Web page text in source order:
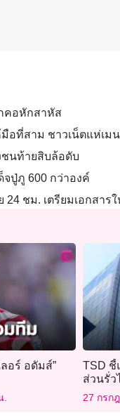
คอหักสาหัส
มือที่สาม ชาวเน็ตแห่เม
ชนท้ายสิบล้อดับ
ปู่ภู 600 กว่าองค์
ชม. เตรียมเอกสาร
ลอร์ อดัมส์”
TSD
ส่วนรั่ว
27 กรก